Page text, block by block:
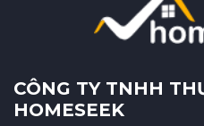
Vĩnh Long
Ninh Bình
CÔNG TY TNHH
HOMESEEK